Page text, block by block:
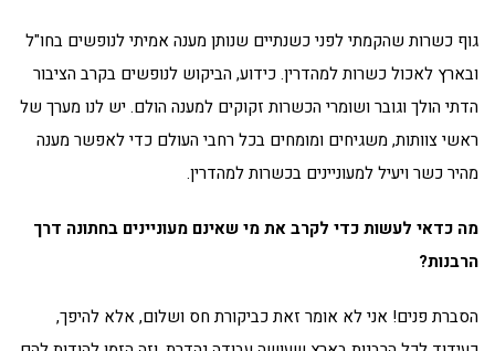
גוף כשרות שהקמתי לפני כשנתיים שנותן מענה אמיתי לנופשים בחו"ל
ובארץ לאכול כשרות למהדרין. כידוע, הביקוש לנופשים בקרב הציבור
הדתי הולך וגובר ושומרי הכשרות זקוקים למענה הולם. יש לנו מערך של
ראשי צוותות, משגיחים ומומחים בכל רחבי העולם כדי לאפשר מענה
מהיר כשר ויעיל למעוניינים בכשרות למהדרין.
מה כדאי לעשות כדי לקרב את מי שאינם מעוניינים בחתונה דרך
הרבנות?
הסברת פנים! אני לא אומר זאת כביקורת חס ושלום, אלא להיפך,